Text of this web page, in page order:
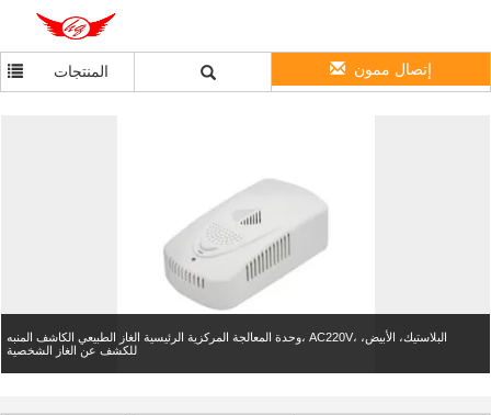
المنتجات إتصال ممون
وحدة المعالجة المركزية الرئيسية الغاز الطبيعي الكاشف المنبه، AC220V، البلاستيك، الأبيض،
للكشف عن الغاز الشخصية